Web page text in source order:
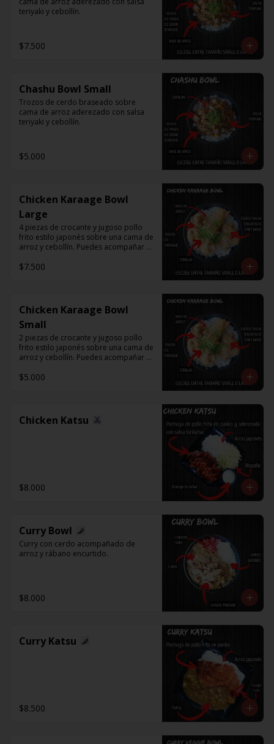
teriyaki y cebollín.
$7.500
Chashu Bowl Small
Trozos de cerdo braseado sobre
cama de arroz aderezado con salsa
teriyaki y cebollín.
$5.000
Chicken Karaage Bowl
Large
4 piezas de crocante y jugoso pollo
frito estilo japonés sobre una cama de
arroz y cebollín. Puedes acompañar
$7.500
Chicken Karaage Bowl
Small
2 piezas de crocante y jugoso pollo
frito estilo japonés sobre una cama de
arroz y cebollín. Puedes acompañar
$5.000
Chicken Katsu
$8.000
Curry Bowl
Curry con cerdo acompañado de
arroz y rábano encurtido.
$8.000
Curry Katsu
$8.500